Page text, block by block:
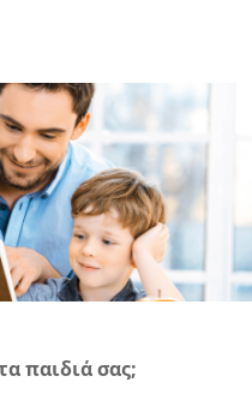
παιδιά σας;